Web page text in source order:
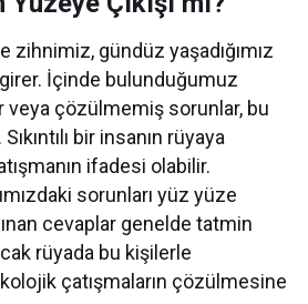
zihnimiz, gündüz yaşadığımız
İçinde bulunduğumuz
veya çözülmemiş sorunlar, bu
bir insanın rüyaya
ifadesi olabilir.
sorunları yüz yüze
cevaplar genelde tatmin
rüyada bu kişilerle
çatışmaların çözülmesine